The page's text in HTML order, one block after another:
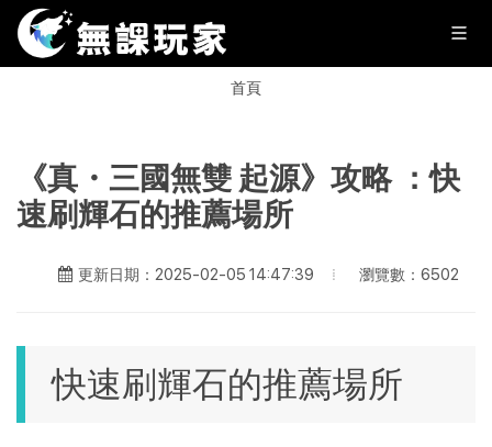
首頁
《真・三國無雙 起源》攻略 ：快
速刷輝石的推薦場所
更新日期：2025-02-05 14:47:39 瀏覽數：6502
快速刷輝石的推薦場所